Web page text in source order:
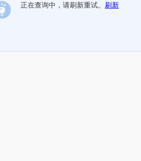
正在查询中，请刷新重试。 刷新